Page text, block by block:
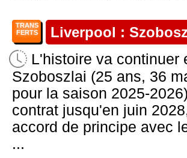
TRANS
FERTS
Liverpool :
L'histoire va continuer
Szoboszlai (25 ans, 36
pour la saison 2025-
contrat jusqu'en juin
accord de principe avec
...